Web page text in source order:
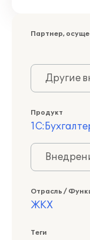
Партнер,
Другие
Продукт
Отрасль /
ЖКХ
Теги